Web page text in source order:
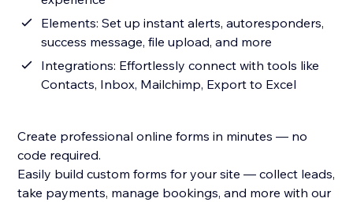
Elements: Set up instant alerts, autoresponders,
success message, file upload, and more
Integrations: Effortlessly connect with tools like
Contacts, Inbox, Mailchimp, Export to Excel
Create professional online forms in minutes — no
code required.
Easily build custom forms for your site — collect leads,
take payments, manage bookings, and more with our